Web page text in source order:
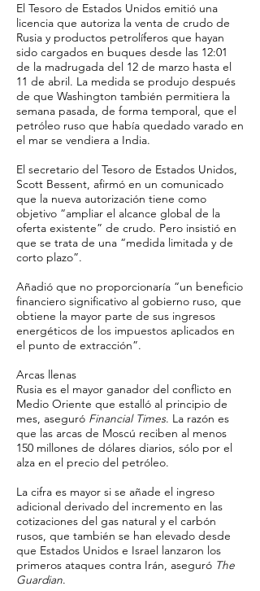
El Tesoro de Estados Unidos emitió una
licencia que autoriza la venta de crudo de
Rusia y productos petrolíferos que hayan
sido cargados en buques desde las 12:01
de la madrugada del 12 de marzo hasta el
11 de abril. La medida se produjo después
de que Washington también permitiera la
semana pasada, de forma temporal, que el
petróleo ruso que había quedado varado en
el mar se vendiera a India.
El secretario del Tesoro de Estados Unidos,
Scott Bessent, afirmó en un comunicado
que la nueva autorización tiene como
objetivo “ampliar el alcance global de la
oferta existente” de crudo. Pero insistió en
que se trata de una “medida limitada y de
corto plazo”.
Añadió que no proporcionaría “un beneficio
financiero significativo al gobierno ruso, que
obtiene la mayor parte de sus ingresos
energéticos de los impuestos aplicados en
el punto de extracción”.
Arcas llenas
Rusia es el mayor ganador del conflicto en
Medio Oriente que estalló al principio de
mes, aseguró Financial Times. La razón es
que las arcas de Moscú reciben al menos
150 millones de dólares diarios, sólo por el
alza en el precio del petróleo.
La cifra es mayor si se añade el ingreso
adicional derivado del incremento en las
cotizaciones del gas natural y el carbón
rusos, que también se han elevado desde
que Estados Unidos e Israel lanzaron los
primeros ataques contra Irán, aseguró The
Guardian.